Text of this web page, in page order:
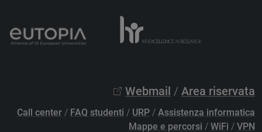
Webmail / Area riservata
Call center / FAQ studenti / URP / Assistenza informatica
Mappe e percorsi / WiFi / VPN